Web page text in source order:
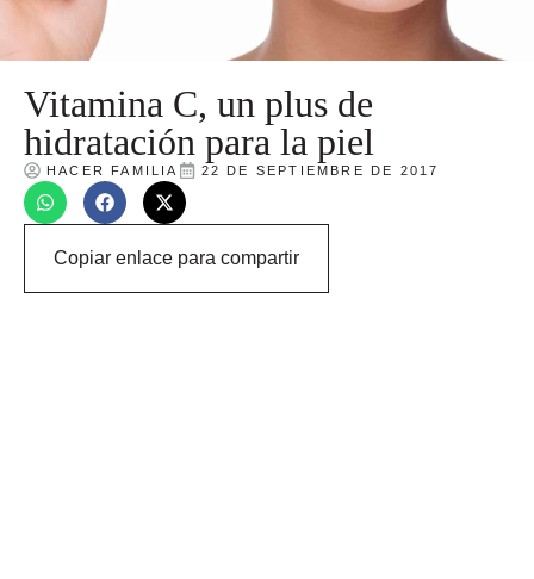
Vitamina C, un plus de
hidratación para la piel
HACER FAMILIA 22 DE SEPTIEMBRE DE 2017
Copiar enlace para compartir